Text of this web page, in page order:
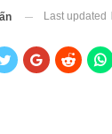
Last updated